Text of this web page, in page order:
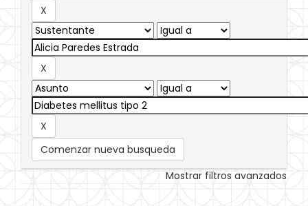
Comenzar nueva busqueda
Mostrar filtros avanzados